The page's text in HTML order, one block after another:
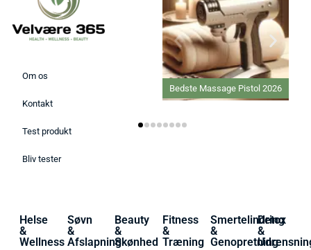
Om os
Kontakt
Test produkt
Bliv tester
Bedste Massage Pistol 2026
Bedste C-vitamin
2026
Helse
&
Wellness
Søvn
&
Afslapning
Beauty
&
Skønhed
Fitness
&
Træning
Smertelindring
&
Genopretning
Detox
&